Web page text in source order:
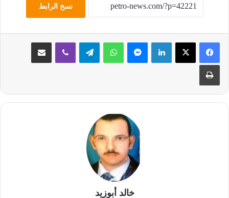
نسخ الرابط
لينكدإن ماسنجر واتساب تيلقرام ڤايبر مشاركة عبر البريد
طباعة
خالد أبوزيد